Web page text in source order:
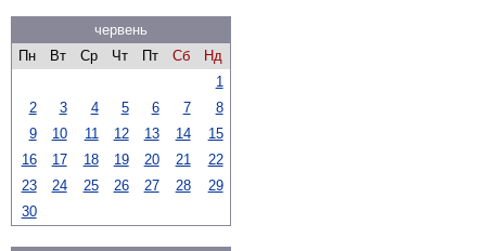
червень
Пн
Вт Ср Чт Пт Сб
Нд
1
2
3 4 5 6 7
8
9
10 11 12 13 14
15
16
17 18 19 20 21
22
23
24 25 26 27 28
29
30